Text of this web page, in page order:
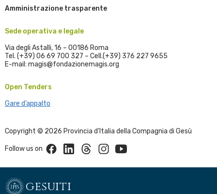
Amministrazione trasparente
Sede operativa e legale
Via degli Astalli, 16 – 00186 Roma
Tel. (+39) 06 69 700 327 – Cell.(+39) 376 227 9655
E-mail: magis@fondazionemagis.org
Open Tenders
Gare d’appalto
Copyright © 2026 Provincia d’Italia della Compagnia di Gesù
Follow us on FacebookLinkedinThreadsInstagramYoutube
gesuiti